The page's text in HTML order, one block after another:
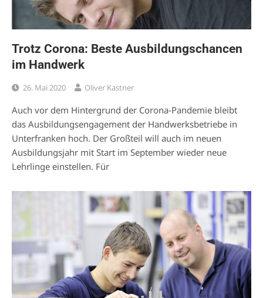
Trotz Corona: Beste Ausbildungschancen
im Handwerk
26. Mai 2020 Oliver Kastner
Auch vor dem Hintergrund der Corona-Pandemie bleibt
das Ausbildungsengagement der Handwerksbetriebe in
Unterfranken hoch. Der Großteil will auch im neuen
Ausbildungsjahr mit Start im September wieder neue
Lehrlinge einstellen. Für